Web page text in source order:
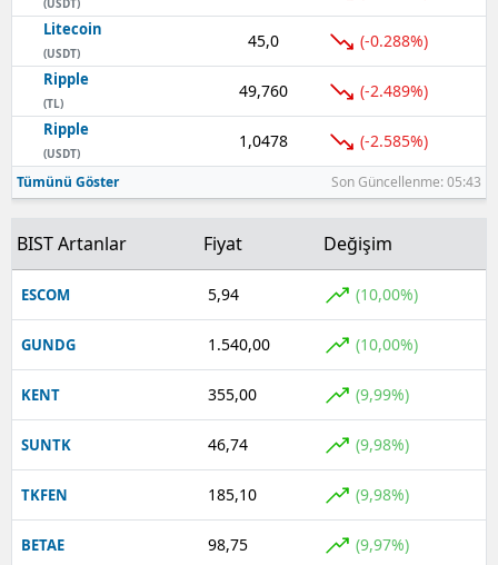
(USDT)
Litecoin
(USDT)
45,0 (-0.288%)
Ripple
(TL)
49,760 (-2.489%)
Ripple
(USDT)
1,0478 (-2.585%)
Tümünü Göster Son Güncellenme: 05:43
BIST Artanlar Fiyat Değişim
ESCOM 5,94 (10,00%)
GUNDG 1.540,00 (10,00%)
KENT 355,00 (9,99%)
SUNTK 46,74 (9,98%)
TKFEN 185,10 (9,98%)
BETAE 98,75 (9,97%)